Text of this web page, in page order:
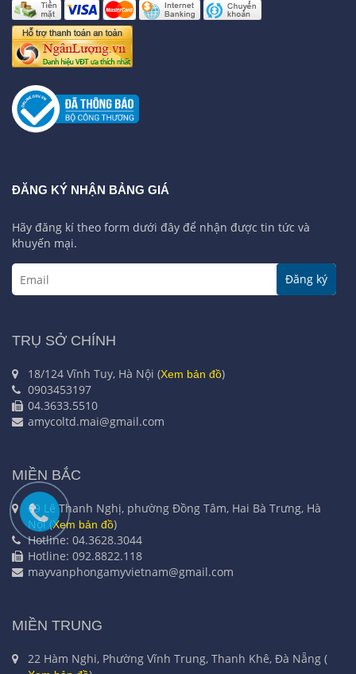
ĐĂNG KÝ NHẬN BẢNG GIÁ
Hãy đăng kí theo form dưới đây để nhận được tin tức và
khuyến mại.
Đăng ký
TRỤ SỞ CHÍNH
18/124 Vĩnh Tuy, Hà Nội (Xem bản đồ)
0903453197
04.3633.5510
amycoltd.mai@gmail.com
MIỀN BẮC
69 Lê Thanh Nghị, phường Đồng Tâm, Hai Bà Trưng, Hà
Nội (Xem bản đồ)
Hotline: 04.3628.3044
Hotline: 092.8822.118
mayvanphongamyvietnam@gmail.com
MIỀN TRUNG
22 Hàm Nghi, Phường Vĩnh Trung, Thanh Khê, Đà Nẵng (